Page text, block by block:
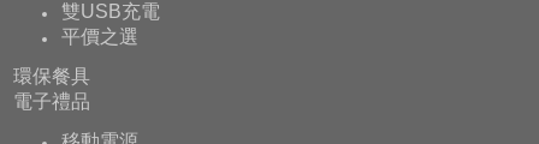
雙USB充電
平價之選
環保餐具
電子禮品